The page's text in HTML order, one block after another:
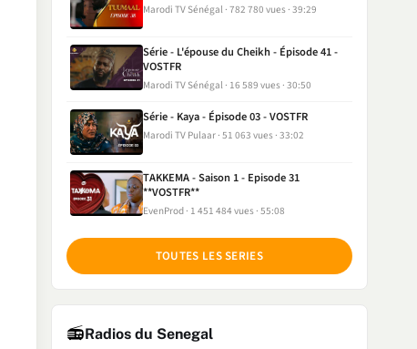
Marodi TV Sénégal 782 780 vues 39:29
Série - L'épouse du Cheikh - Épisode 41 -
VOSTFR
Marodi TV Sénégal 16 589 vues 30:50
Série - Kaya - Épisode 03 - VOSTFR
Marodi TV Pulaar 51 063 vues 33:02
TAKKEMA - Saison 1 - Episode 31
**VOSTFR**
EvenProd 1 451 484 vues 55:08
TOUTES LES SERIES
📻Radios du Senegal